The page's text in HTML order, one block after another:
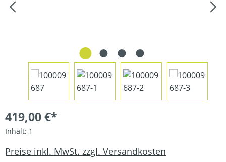
419,00 €*
Inhalt: 1
Preise inkl. MwSt. zzgl. Versandkosten